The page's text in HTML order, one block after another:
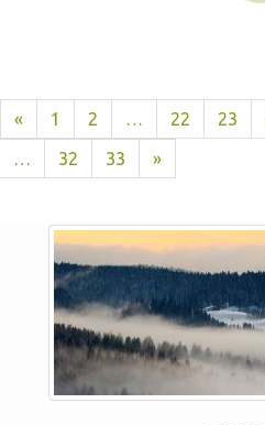
« 1 2 … 22 23
…
32 33 »